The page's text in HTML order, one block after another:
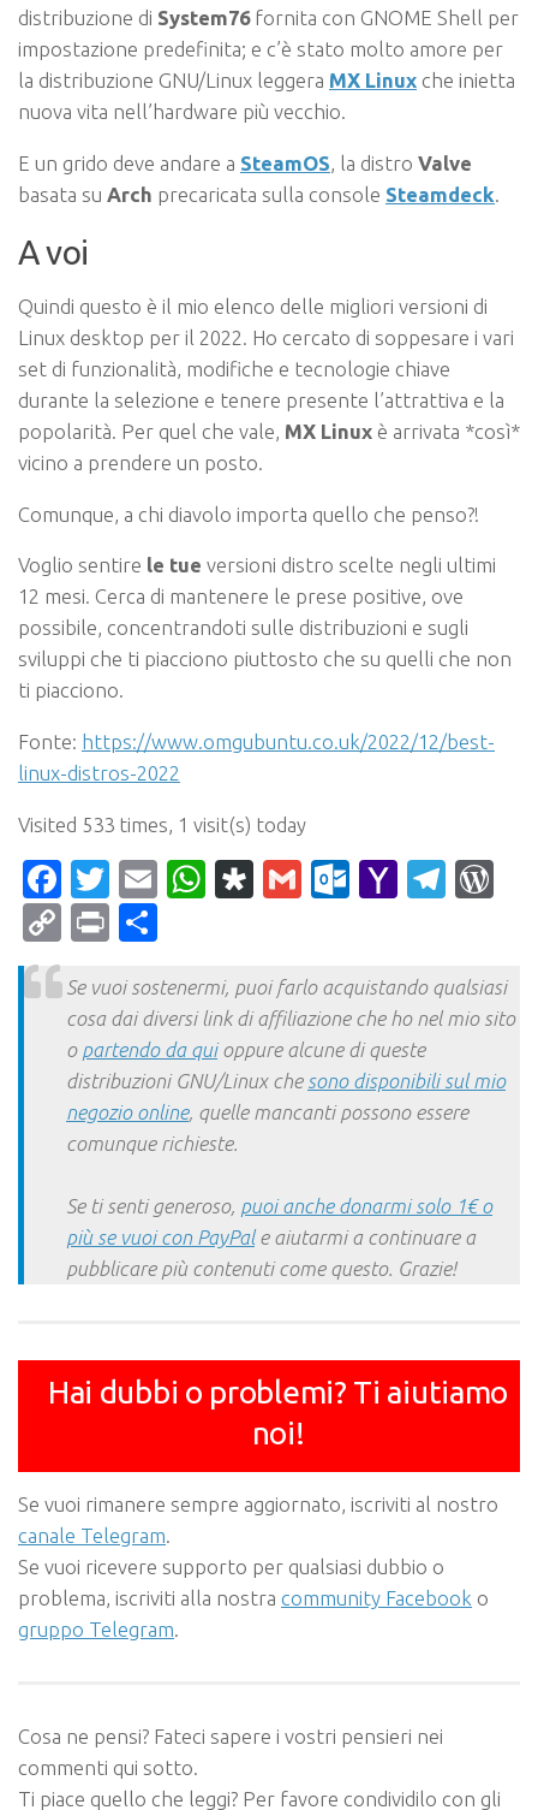
distribuzione di System76fornita con GNOME Shell per
impostazione predefinita; e c’è stato molto amore per
la distribuzione GNU/Linux leggera MX Linux che inietta
nuova vita nell’hardware più vecchio.
E un grido deve andare a SteamOS, la distro Valve
basata su Arch precaricata sulla console Steamdeck.
A voi
Quindi questo è il mio elenco delle migliori versioni di
Linux desktop per il 2022. Ho cercato di soppesare i vari
set di funzionalità, modifiche e tecnologie chiave
durante la selezione e tenere presente l’attrattiva e la
popolarità. Per quel che vale, MX Linux è arrivata *così*
vicino a prendere un posto.
Comunque, a chi diavolo importa quello che penso?!
Voglio sentire le tue versioni distro scelte negli ultimi
12 mesi. Cerca di mantenere le prese positive, ove
possibile, concentrandoti sulle distribuzioni e sugli
sviluppi che ti piacciono piuttosto che su quelli che non
ti piacciono.
Fonte: https://www.omgubuntu.co.uk/2022/12/best-
linux-distros-2022
Visited 533 times, 1 visit(s) today
Facebook
Twitter
EmailWhatsApp
Diaspora
Gmail Yahoo
CopyPrint
Se vuoi sostenermi, puoi farlo acquistando qualsiasi
cosa dai diversi link di affiliazione che ho nel mio sito
o partendo da quioppure alcune di queste
distribuzioni GNU/Linux che sono disponibili sul mio
negozio online, quelle mancanti possono essere
comunque richieste.
Se ti senti generoso, puoi anche donarmi solo 1€ o
più se vuoi con PayPale aiutarmi a continuare a
pubblicare più contenuti come questo. Grazie!
Hai dubbi o problemi? Ti aiutiamo
noi!
Se vuoi rimanere sempre aggiornato, iscriviti al nostro
canale Telegram
Se vuoi ricevere supporto per qualsiasi dubbio o
problema, iscriviti alla nostra community Facebook o
gruppo Telegram
Cosa ne pensi? Fateci sapere i vostri pensieri nei
commenti qui sotto.
Ti piace quello che leggi? Per favore condividilo con gli